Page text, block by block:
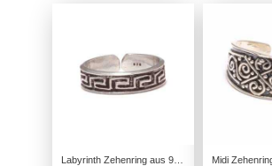
Labyrinth Zehenring aus 925 Sterling Silber Midi Zehenring geometrisch, 925 Sterling Silber, Zehen Ring